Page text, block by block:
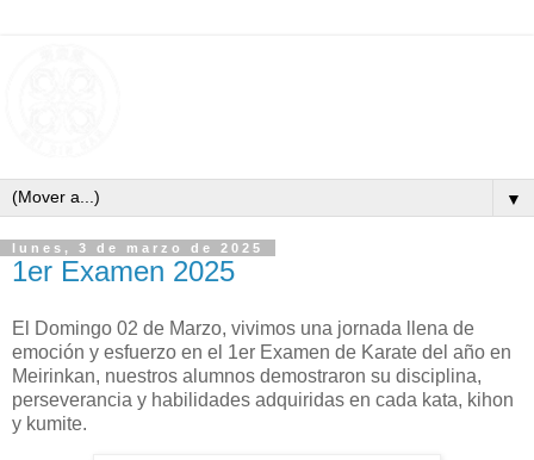
▼
lunes, 3 de marzo de 2025
1er Examen 2025
El Domingo 02 de Marzo, vivimos una jornada llena de
emoción y esfuerzo en el 1er Examen de Karate del año en
Meirinkan, nuestros alumnos demostraron su disciplina,
perseverancia y habilidades adquiridas en cada kata, kihon
y kumite.